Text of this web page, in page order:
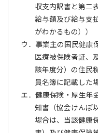
収支内訳書と第二
給与額及び給与支
がわかるもの））
ウ．事業主の国民健康
医療被保険者証、
該年度分）の住民
員名簿に記載した
エ．健康保険・厚生年
知書（協会けんぽ
場合は、当該健康